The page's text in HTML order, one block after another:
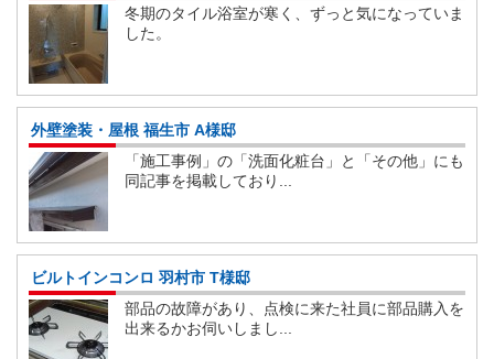
冬期のタイル浴室が寒く、ずっと気になっていま
した。
外壁塗装・屋根 福生市 A様邸
「施工事例」の「洗面化粧台」と「その他」にも
同記事を掲載しており...
ビルトインコンロ 羽村市 T様邸
部品の故障があり、点検に来た社員に部品購入を
出来るかお伺いしまし...